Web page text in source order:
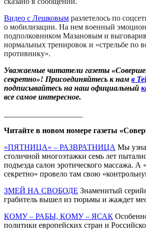
Видео с Лешковым разлетелось по
о мобилизации. На нем военный
подполковником Мазановым и
нормальных тренировок и «стрельбе по
противнику».
Уважаемые читатели газеты
секретно»! Присоединяйтесь к нам в
подписывайтесь на наш официальный
все самое интересное.
Читайте в новом номере газеты
«ПЯТНИЦА» – РАЗВРАТНИЦА Мы
столичной многоэтажки семь лет
подъезда салон эротического массажа.
секретно» провело там свою
ЗМЕЙ НА СВОБОДЕ Знаменитый
грабитель вышел из тюрьмы и жаждет
КОМУ – РАБЫ, КОМУ – ЯСАК
политики европейских стран и